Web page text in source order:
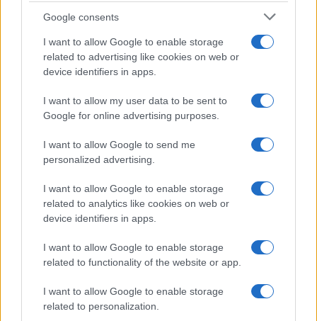
Google consents
I want to allow Google to enable storage
related to advertising like cookies on web or
device identifiers in apps.
I want to allow my user data to be sent to
Google for online advertising purposes.
I want to allow Google to send me
personalized advertising.
I want to allow Google to enable storage
related to analytics like cookies on web or
device identifiers in apps.
I want to allow Google to enable storage
related to functionality of the website or app.
I want to allow Google to enable storage
related to personalization.
mennyire nem számított semmi más, csak az, hogy ő írjon,
és sokat írjon – mert Fanni szerint nem írt eleget –, hogy
miként fogadják majd Mik írásait, a háború közeledtével
pedig mennyire nehezítik meg a publikálást. Mindemellett a
kortás költőkről, írókról is árnyaltabb képet kapunk, többe
között József Attila haláláról, és arról, hogy Fanni mit
gondolt az ő költészetéről, mennyire mesterkéltnek
gondolta azt. A művészvilágon és a költők életén kívül
Gyarmati Fanni kendőzetlenül ír vetéléseiről, és közben arról,
mennyire vágyott egy gyermek után, az után, hogy anya
sem tudtak mit enni, napról napra éltek. Mi lett volna, ha még
Gyarmati Fanniban az a gondolat is, hogy egy ilyen
kegyetlen világban talán nem is érdemes szülni. Már 1937-